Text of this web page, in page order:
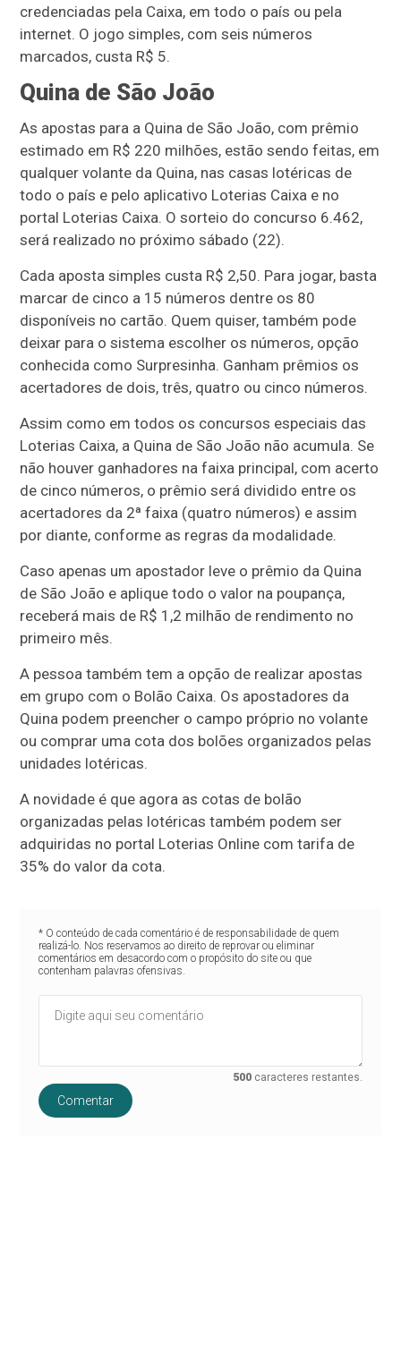
credenciadas pela Caixa, em todo o país ou pela
internet. O jogo simples, com seis números
marcados, custa R$ 5.
Quina de São João
As apostas para a Quina de São João, com prêmio
estimado em R$ 220 milhões, estão sendo feitas, em
qualquer volante da Quina, nas casas lotéricas de
todo o país e pelo aplicativo Loterias Caixa e no
portal Loterias Caixa. O sorteio do concurso 6.462,
será realizado no próximo sábado (22).
Cada aposta simples custa R$ 2,50. Para jogar, basta
marcar de cinco a 15 números dentre os 80
disponíveis no cartão. Quem quiser, também pode
deixar para o sistema escolher os números, opção
conhecida como Surpresinha. Ganham prêmios os
acertadores de dois, três, quatro ou cinco números.
Assim como em todos os concursos especiais das
Loterias Caixa, a Quina de São João não acumula. Se
não houver ganhadores na faixa principal, com acerto
de cinco números, o prêmio será dividido entre os
acertadores da 2ª faixa (quatro números) e assim
por diante, conforme as regras da modalidade.
Caso apenas um apostador leve o prêmio da Quina
de São João e aplique todo o valor na poupança,
receberá mais de R$ 1,2 milhão de rendimento no
primeiro mês.
A pessoa também tem a opção de realizar apostas
em grupo com o Bolão Caixa. Os apostadores da
Quina podem preencher o campo próprio no volante
ou comprar uma cota dos bolões organizados pelas
unidades lotéricas.
A novidade é que agora as cotas de bolão
organizadas pelas lotéricas também podem ser
adquiridas no portal Loterias Online com tarifa de
35% do valor da cota.
* O conteúdo de cada comentário é de responsabilidade de quem
realizá-lo. Nos reservamos ao direito de reprovar ou eliminar
comentários em desacordo com o propósito do site ou que
contenham palavras ofensivas.
500 caracteres restantes.
Comentar